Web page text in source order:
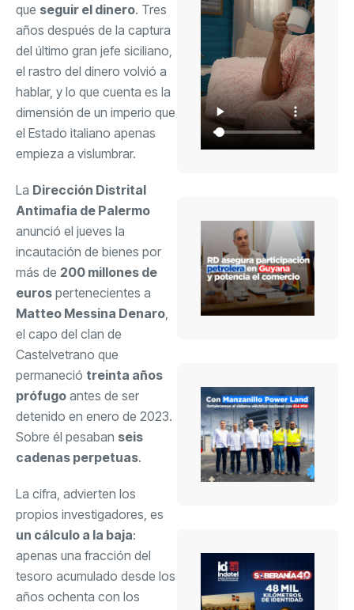
que seguir el dinero. Tres
años después de la captura
del último gran jefe siciliano,
el rastro del dinero volvió a
hablar, y lo que cuenta es la
dimensión de un imperio que
el Estado italiano apenas
empieza a vislumbrar.
La Dirección Distrital
Antimafia de Palermo
anunció el jueves la
incautación de bienes por
más de 200 millones de
euros pertenecientes a
Matteo Messina Denaro,
el capo del clan de
Castelvetrano que
permaneció treinta años
prófugo antes de ser
detenido en enero de 2023.
Sobre él pesaban seis
cadenas perpetuas.
La cifra, advierten los
propios investigadores, es
un cálculo a la baja:
apenas una fracción del
tesoro acumulado desde los
años ochenta con los